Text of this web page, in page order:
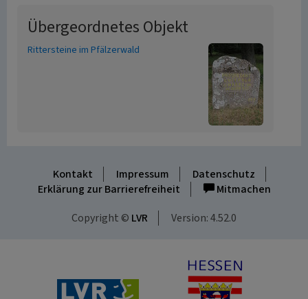
Übergeordnetes Objekt
Rittersteine im Pfälzerwald
Kontakt Impressum
Datenschutz
Erklärung zur Barrierefreiheit
Mitmachen
Copyright © LVR Version: 4.52.0